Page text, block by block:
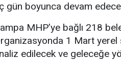
gün boyunca devam
MHP’ye bağlı 218
1 Mart yerel
edilecek ve geleceğe